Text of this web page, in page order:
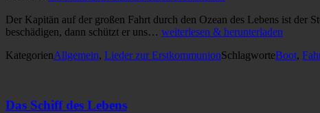
Der Kapitän auf der großen Fahrt durch den Ozean des Lebens ist der
beschädigen, dann schützt er uns… weiterlesen & herunterladen
KategorienAllgemein, Lieder zur ErstkommunionSchlagworteBoot,
Das Schiff des Lebens